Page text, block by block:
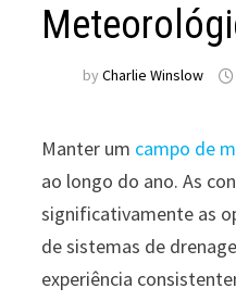
byCharlie Winslow
Manter um campo de
ao longo do ano. As
significativamente as
de sistemas de
experiência